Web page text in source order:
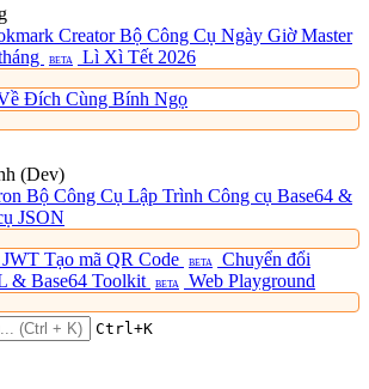
CreatorBộ Công Cụ Ngày Giờ Master
BETA Lì Xì Tết 2026
Đích Cùng Bính Ngọ
(Dev)
Bộ Công Cụ Lập Trình Công cụ Base64 &
JSON
Tạo mã QR Code BETA
Chuyển đổi
& Base64 Toolkit BETA Web Playground
Ctrl+K